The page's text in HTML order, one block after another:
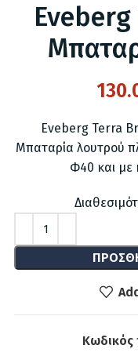
Eveberg Terra
Μπαταρία λουτρού
Φ40 και με
Κωδικός